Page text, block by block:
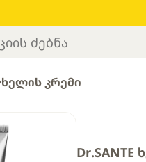
ხელის კრემი
Dr.SANTE